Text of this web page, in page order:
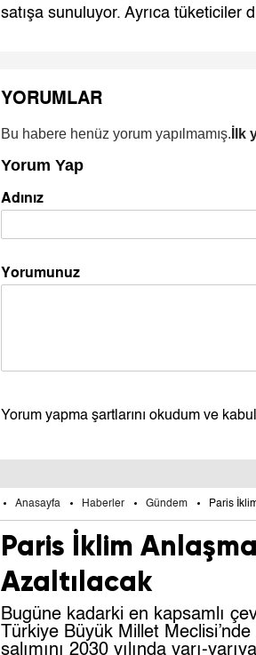
satışa sunuluyor. Ayrıca tüketiciler
YORUMLAR
Bu habere henüz yorum yapılmamış. İlk
Yorum Yap
Adınız
Yorumunuz
Yorum yapma şartlarını okudum ve
Anasayfa Haberler Gündem Paris
Paris İklim
Azaltılacak
Bugüne kadarki en kapsamlı
Türkiye Büyük Millet
salımını 2030 yılında yarı-